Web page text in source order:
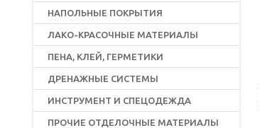
НАПОЛЬНЫЕ ПОКРЫТИЯ
ЛАКО-КРАСОЧНЫЕ МАТЕРИАЛЫ
ПЕНА, КЛЕЙ, ГЕРМЕТИКИ
ДРЕНАЖНЫЕ СИСТЕМЫ
ИНСТРУМЕНТ И СПЕЦОДЕЖДА
ПРОЧИЕ ОТДЕЛОЧНЫЕ МАТЕРИАЛЫ